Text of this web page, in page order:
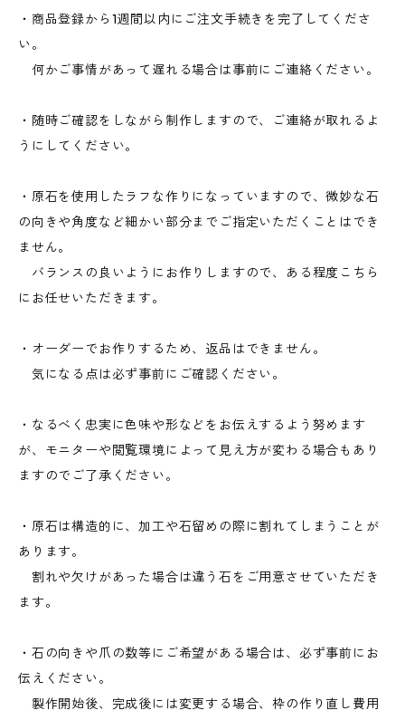
・商品登録から1週間以内にご注文手続きを完了してくださ
い。
何かご事情があって遅れる場合は事前にご連絡ください。
・随時ご確認をしながら制作しますので、ご連絡が取れるよ
うにしてください。
・原石を使用したラフな作りになっていますので、微妙な石
の向きや角度など細かい部分までご指定いただくことはでき
ません。
バランスの良いようにお作りしますので、ある程度こちら
にお任せいただきます。
・オーダーでお作りするため、返品はできません。
気になる点は必ず事前にご確認ください。
・なるべく忠実に色味や形などをお伝えするよう努めます
が、モニターや閲覧環境によって見え方が変わる場合もあり
ますのでご了承ください。
・原石は構造的に、加工や石留めの際に割れてしまうことが
あります。
割れや欠けがあった場合は違う石をご用意させていただき
ます。
・石の向きや爪の数等にご希望がある場合は、必ず事前にお
伝えください。
製作開始後、完成後には変更する場合、枠の作り直し費用